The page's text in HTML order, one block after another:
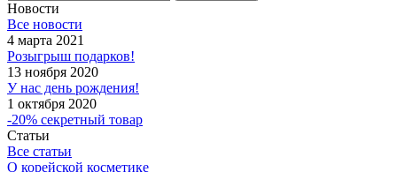
Новости
Все новости
4 марта 2021
Розыгрыш подарков!
13 ноября 2020
У нас день рождения!
1 октября 2020
-20% секретный товар
Статьи
Все статьи
О корейской косметике